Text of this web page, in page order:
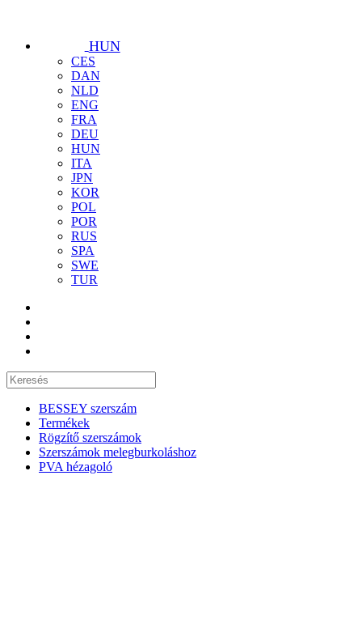
HUN
CES
DAN
NLD
ENG
FRA
DEU
HUN
ITA
JPN
KOR
POL
POR
RUS
SPA
SWE
TUR
BESSEY szerszám
Termékek
Rögzítő szerszámok
Szerszámok melegburkoláshoz
PVA hézagoló